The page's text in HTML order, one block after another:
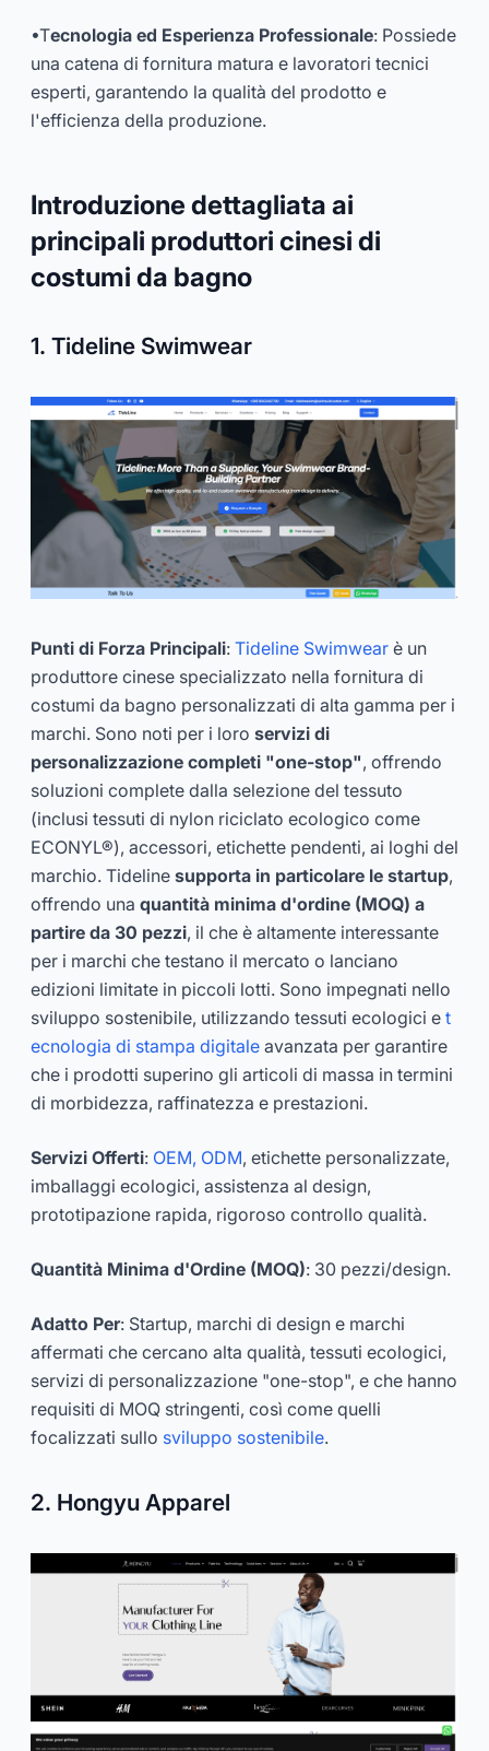
•Tecnologia ed Esperienza Professionale: Possiede
una catena di fornitura matura e lavoratori tecnici
esperti, garantendo la qualità del prodotto e
l'efficienza della produzione.
Introduzione dettagliata ai
principali produttori cinesi di
costumi da bagno
1. Tideline Swimwear
Punti di Forza Principali: Tideline Swimwear è un
produttore cinese specializzato nella fornitura di
costumi da bagno personalizzati di alta gamma per i
marchi. Sono noti per i loro servizi di
personalizzazione completi "one-stop", offrendo
soluzioni complete dalla selezione del tessuto
(inclusi tessuti di nylon riciclato ecologico come
ECONYL®), accessori, etichette pendenti, ai loghi del
marchio. Tideline supporta in particolare le startup,
offrendo una quantità minima d'ordine (MOQ) a
partire da 30 pezzi, il che è altamente interessante
per i marchi che testano il mercato o lanciano
edizioni limitate in piccoli lotti. Sono impegnati nello
sviluppo sostenibile, utilizzando tessuti ecologici e t
ecnologia di stampa digitale avanzata per garantire
che i prodotti superino gli articoli di massa in termini
di morbidezza, raffinatezza e prestazioni.
Servizi Offerti: OEM, ODM, etichette personalizzate,
imballaggi ecologici, assistenza al design,
prototipazione rapida, rigoroso controllo qualità.
Quantità Minima d'Ordine (MOQ): 30 pezzi/design.
Adatto Per: Startup, marchi di design e marchi
affermati che cercano alta qualità, tessuti ecologici,
servizi di personalizzazione "one-stop", e che hanno
requisiti di MOQ stringenti, così come quelli
focalizzati sullo sviluppo sostenibile.
2. Hongyu Apparel